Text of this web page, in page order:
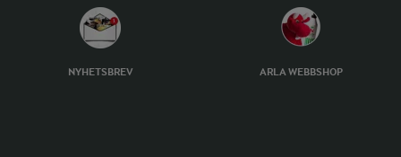
NYHETSBREV ARLA WEBBSHOP